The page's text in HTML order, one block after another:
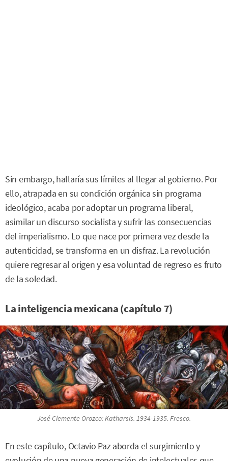
Sin embargo, hallaría sus límites al llegar al gobierno. Por
ello, atrapada en su condición orgánica sin programa
ideológico, acaba por adoptar un programa liberal,
asimilar un discurso socialista y sufrir las consecuencias
del imperialismo. Lo que nace por primera vez desde la
autenticidad, se transforma en un disfraz. La revolución
quiere regresar al origen y esa voluntad de regreso es fruto
de la soledad.
La inteligencia mexicana (capítulo 7)
José Clemente Orozco:Katharsis. 1934-1935. Fresco.
En este capítulo, Octavio Paz aborda el surgimiento y